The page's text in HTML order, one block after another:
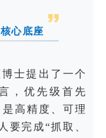
心底座
士提出了一个
，优先级首先
高精度、可理
要完成“抓取、